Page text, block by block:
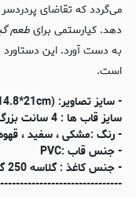
دهد. کیارستمی برایطعم
به دست آورد. این دستاورد
است.
سایز قاب ها : 4 سانت بزرگ تر از تصاویر
- رنگ :مشکی ، سفید ،
- جنس قاب :PVC
- جنس کاغذ : گلاسه 250 گرم